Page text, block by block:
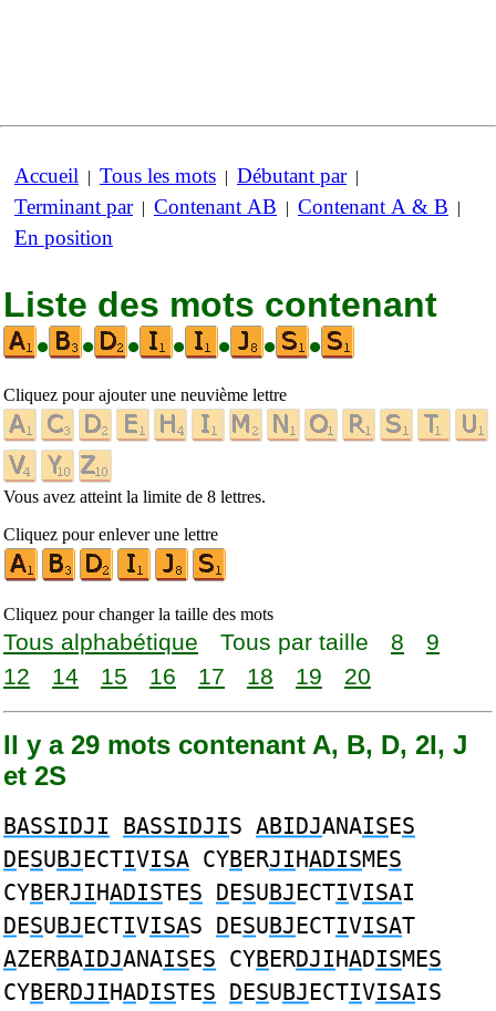
Accueil | Tous les mots | Débutant par|
Terminant par| Contenant AB | Contenant A & B |
En position
Liste des mots contenant
•
• • • • • •
Cliquez pour ajouter une neuvième lettre
Vous avez atteint la limite de 8 lettres.
Cliquez pour enlever une lettre
Cliquez pour changer la taille des mots
Tous alphabétique Tous par taille 8
9
12
14 15 16 17 18 19 20
Il y a 29 mots contenant A, B, D, 2I, J
et 2S
BASSIDJI BASSIDJIS ABIDJANAISES
DESUBJECTIVISA CYBERJIHADISMES
CYBERJIHADISTES DESUBJECTIVISAI
DESUBJECTIVISAS DESUBJECTIVISAT
AZERBAIDJANAISES CYBERDJIHADISMES
CYBERDJIHADISTES DESUBJECTIVISAIS